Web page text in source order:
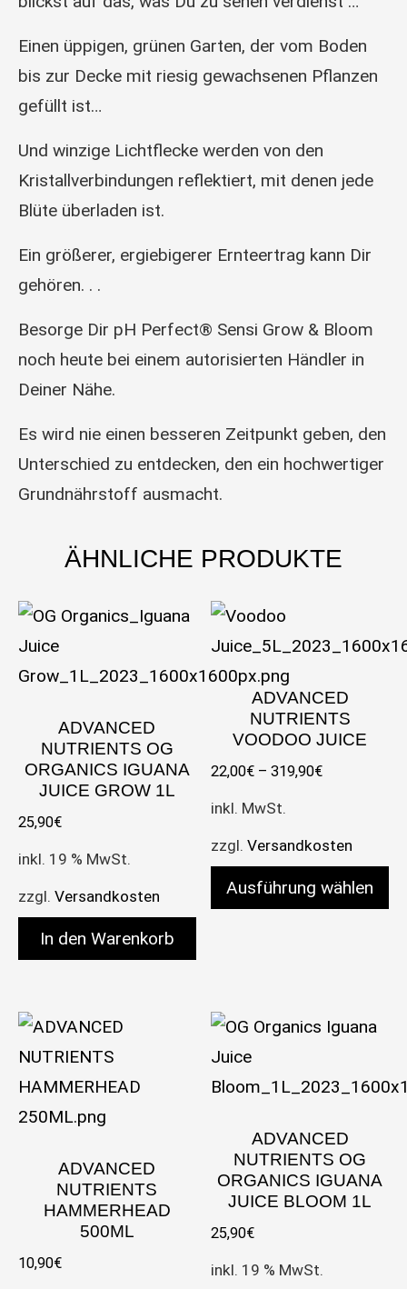
Einen üppigen, grünen Garten, der vom Boden
bis zur Decke mit riesig gewachsenen Pflanzen
gefüllt ist…
Und winzige Lichtflecke werden von den
Kristallverbindungen reflektiert, mit denen jede
Blüte überladen ist.
Ein größerer, ergiebigerer Ernteertrag kann Dir
gehören. . .
Besorge Dir pH Perfect® Sensi Grow & Bloom
noch heute bei einem autorisierten Händler in
Deiner Nähe.
Es wird nie einen besseren Zeitpunkt geben, den
Unterschied zu entdecken, den ein hochwertiger
Grundnährstoff ausmacht.
ÄHNLICHE PRODUKTE
ADVANCED
NUTRIENTS OG
ORGANICS IGUANA
JUICE GROW 1L
25,90€
inkl. 19 % MwSt.
zzgl. Versandkosten
In den Warenkorb
ADVANCED
NUTRIENTS
VOODOO JUICE
22,00€ –319,90€
inkl. MwSt.
zzgl.Versandkosten
Ausführung wählen
ADVANCED
NUTRIENTS
HAMMERHEAD
500ML
10,90€
ADVANCED
NUTRIENTS OG
ORGANICS IGUANA
JUICE BLOOM 1L
25,90€
inkl. 19 % MwSt.